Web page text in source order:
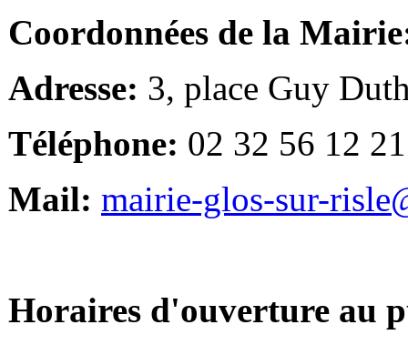
Coordonnées de la
Adresse: 3, place Guy
Téléphone: 02 32 56 12 21
Mail: mairie-glos-sur-
Horaires d'ouverture au